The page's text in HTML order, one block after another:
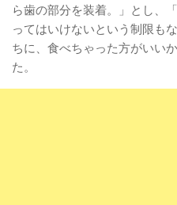
ら歯の部分を装着。」とし、
ってはいけないという制限も
ちに、食べちゃった方がいい
た。